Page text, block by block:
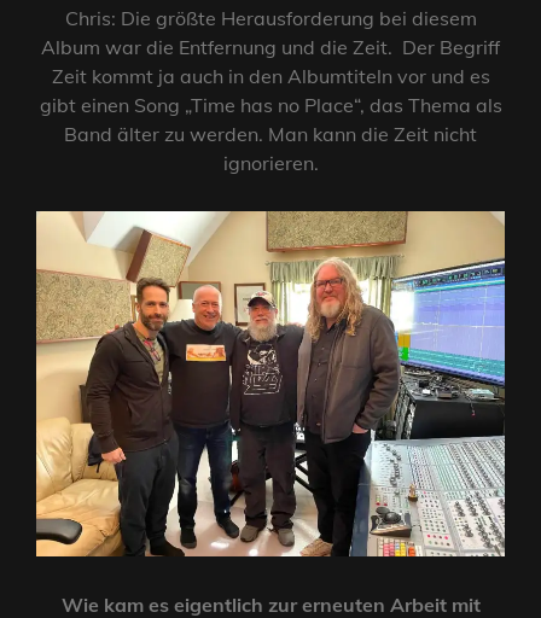
Chris: Die größte Herausforderung bei diesem
Album war die Entfernung und die Zeit. Der Begriff
Zeit kommt ja auch in den Albumtiteln vor und es
gibt einen Song „Time has no Place“, das Thema als
Band älter zu werden. Man kann die Zeit nicht
ignorieren.
Wie kam es eigentlich zur erneuten Arbeit mit